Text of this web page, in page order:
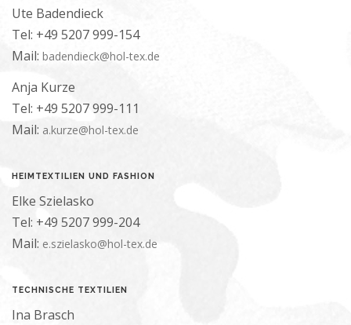
Ute Badendieck
Tel: +49 5207 999-154
Mail: badendieck@hol-tex.de
Anja Kurze
Tel: +49 5207 999-111
Mail: a.kurze@hol-tex.de
HEIMTEXTILIEN UND FASHION
Elke Szielasko
Tel: +49 5207 999-204
Mail: e.szielasko@hol-tex.de
TECHNISCHE TEXTILIEN
Ina Brasch